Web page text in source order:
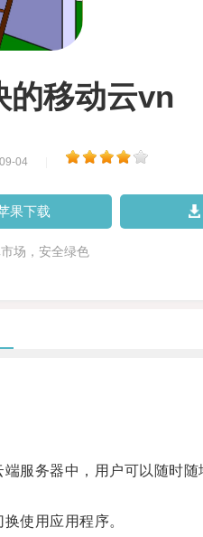
的移动云vn
04
果下载
场，安全绿色
务器中，用户可以随时随
使用应用程序。